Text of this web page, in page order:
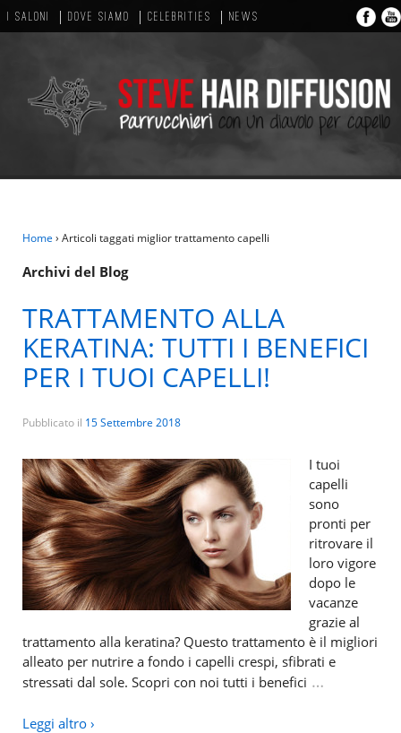
I SALONI DOVE SIAMO CELEBRITIES NEWS
Home › Articoli taggati miglior trattamento capelli
Archivi del Blog
TRATTAMENTO ALLA
KERATINA: TUTTI I BENEFICI
PER I TUOI CAPELLI!
Pubblicato il 15 Settembre 2018
I tuoi
capelli
sono
pronti per
ritrovare il
loro vigore
dopo le
vacanze
grazie al
trattamento alla keratina? Questo trattamento è il migliori
alleato per nutrire a fondo i capelli crespi, sfibrati e
stressati dal sole. Scopri con noi tutti i benefici …
Leggi altro ›